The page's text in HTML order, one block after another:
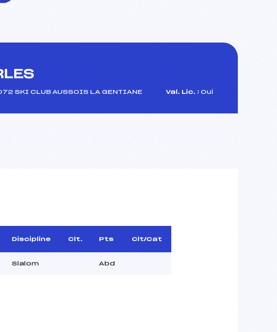
SKI CLUB AUSSOIS LA GENTIANE Val. Lic. : Oui
Discipline Clt. Pts Clt/Cat
Slalom Abd